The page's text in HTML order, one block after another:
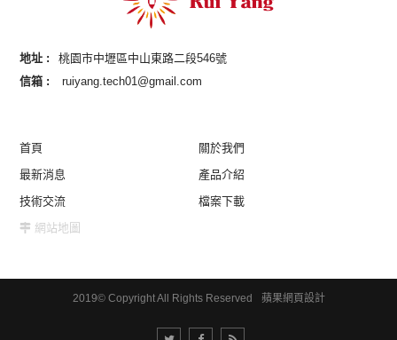
地址 :
桃園市中壢區中山東路二段546號
信箱 :
ruiyang.tech01@gmail.com
首頁
關於我們
最新消息
產品介紹
技術交流
檔案下載
網站地圖
2019© Copyright All Rights Reserved 蘋果網頁設計